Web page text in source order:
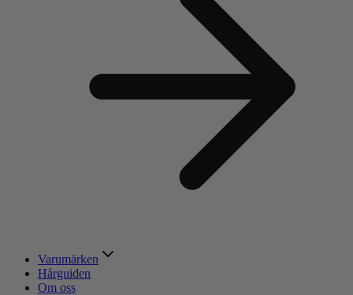
Varumärken
Hårguiden
Om oss